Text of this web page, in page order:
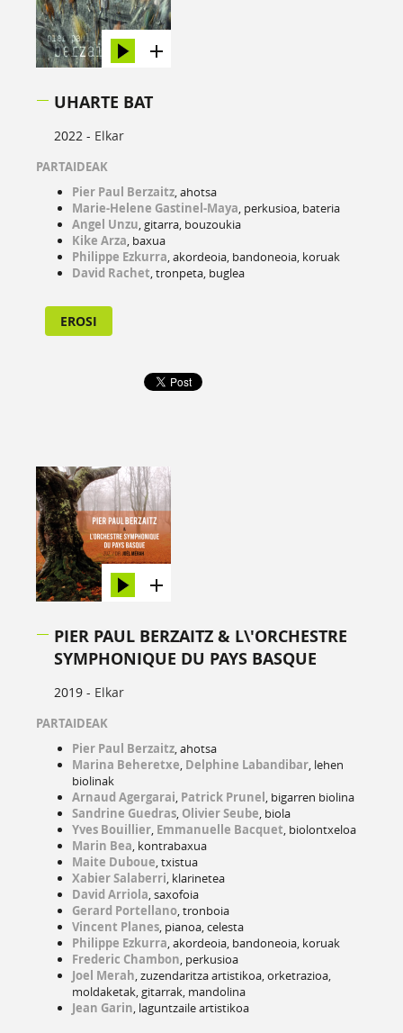
UHARTE BAT
2022 - Elkar
PARTAIDEAK
Pier Paul Berzaitz, ahotsa
Marie-Helene Gastinel-Maya, perkusioa, bateria
Angel Unzu, gitarra, bouzoukia
Kike Arza, baxua
Philippe Ezkurra, akordeoia, bandoneoia, koruak
David Rachet, tronpeta, buglea
EROSI
PIER PAUL BERZAITZ & L\'ORCHESTRE
SYMPHONIQUE DU PAYS BASQUE
2019 - Elkar
PARTAIDEAK
Pier Paul Berzaitz, ahotsa
Marina Beheretxe, Delphine Labandibar, lehen
biolinak
Arnaud Agergarai, Patrick Prunel, bigarren biolina
Sandrine Guedras, Olivier Seube, biola
Yves Bouillier, Emmanuelle Bacquet, biolontxeloa
Marin Bea, kontrabaxua
Maite Duboue, txistua
Xabier Salaberri, klarinetea
David Arriola, saxofoia
Gerard Portellano, tronboia
Vincent Planes, pianoa, celesta
Philippe Ezkurra, akordeoia, bandoneoia, koruak
Frederic Chambon, perkusioa
Joel Merah, zuzendaritza artistikoa, orketrazioa,
moldaketak, gitarrak, mandolina
Jean Garin, laguntzaile artistikoa